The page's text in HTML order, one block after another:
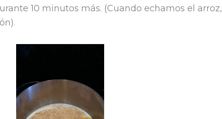
10 minutos más. (Cuando echamos el arroz,